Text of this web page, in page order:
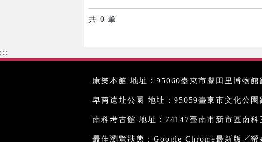
共 0 筆
:::
康樂本館 地址：95060臺東市豐田里博物
卑南遺址公園 地址：95059臺東市文化公
南科考古館 地址：74147臺南市新市區南
最佳瀏覽狀態：Google Chrome最新版╱